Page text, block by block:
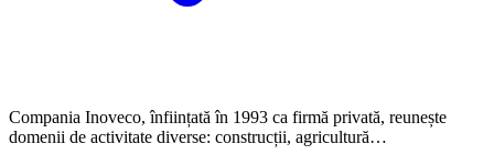
Compania Inoveco, înființată în 1993 ca firmă privată, reunește
domenii de activitate diverse: construcții, agricultură…